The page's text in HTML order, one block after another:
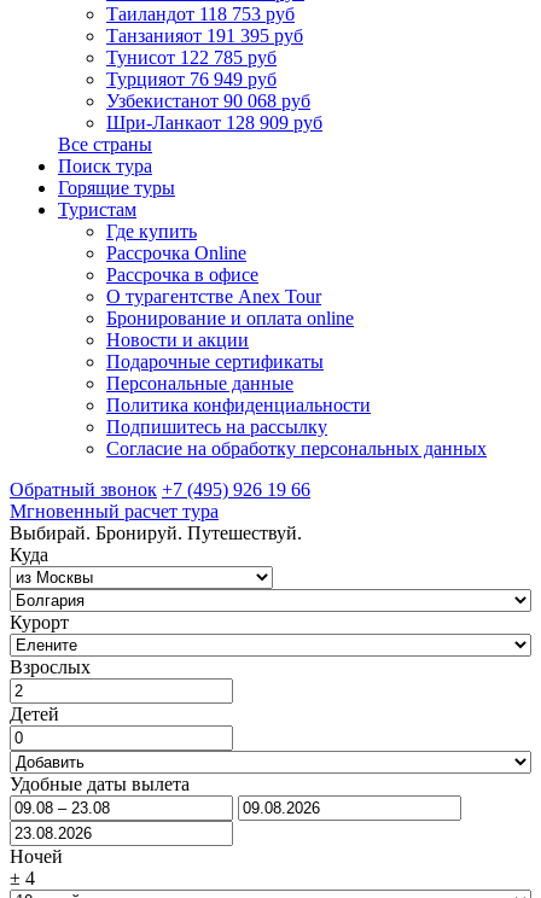
Таиландот 118 753 руб
Танзанияот 191 395 руб
Тунисот 122 785 руб
Турцияот 76 949 руб
Узбекистанот 90 068 руб
Шри-Ланкаот 128 909 руб
Все страны
Поиск тура
Горящие туры
Туристам
Где купить
Рассрочка Online
Рассрочка в офисе
О турагентстве Anex Tour
Бронирование и оплата online
Новости и акции
Подарочные сертификаты
Персональные данные
Политика конфиденциальности
Подпишитесь на рассылку
Согласие на обработку персональных данных
Обратный звонок +7 (495) 926 19 66
Мгновенный расчет тура
Выбирай. Бронируй. Путешествуй.
Куда
Курорт
Взрослых
Детей
Удобные даты вылета
Ночей
± 4